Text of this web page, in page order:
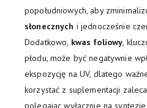
popołudniowych, aby
słonecznych i jednocześnie
Dodatkowo, kwas foliowy ,
płodu, może być negatywnie
ekspozycję na UV, dlatego
korzystać z suplementacji
polegając wyłącznie na